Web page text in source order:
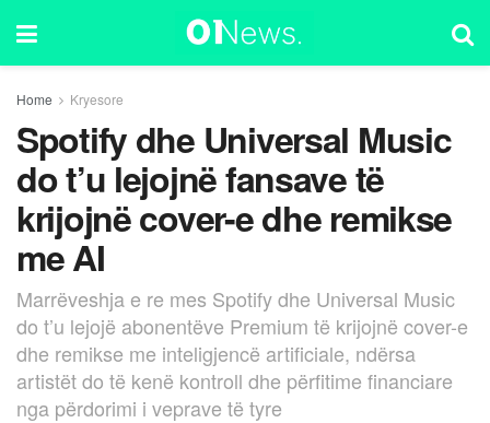
Home Kryesore
Spotify dhe Universal Music
do t’u lejojnë fansave të
krijojnë cover-e dhe remikse
me AI
Marrëveshja e re mes Spotify dhe Universal Music
do t’u lejojë abonentëve Premium të krijojnë cover-e
dhe remikse me inteligjencë artificiale, ndërsa
artistët do të kenë kontroll dhe përfitime financiare
nga përdorimi i veprave të tyre